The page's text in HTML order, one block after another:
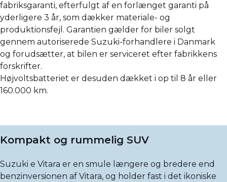
fabriksgaranti, efterfulgt af en forlænget garanti på
yderligere 3 år, som dækker materiale- og
produktionsfejl. Garantien gælder for biler solgt
gennem autoriserede Suzuki-forhandlere i Danmark
og forudsætter, at bilen er serviceret efter fabrikkens
forskrifter.
Højvoltsbatteriet er desuden dækket i op til 8 år eller
160.000 km.
Kompakt og rummelig SUV
Suzuki e Vitara er en smule længere og bredere end
benzinversionen af Vitara, og holder fast i det ikoniske